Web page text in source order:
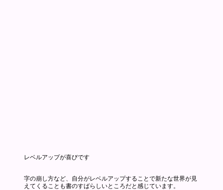
​レベルアップが喜びです
字の崩し方など、自分がレベルアップすることで新たな世界が見
えてくることも書のすばらしいところだと感じています。